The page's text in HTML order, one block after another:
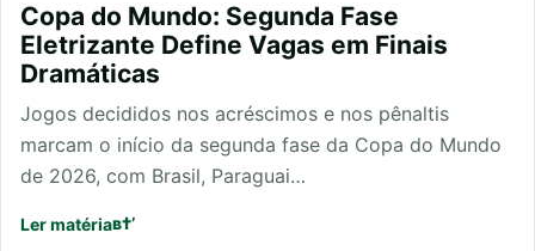
Copa do Mundo: Segunda Fase
Eletrizante Define Vagas em Finais
Dramáticas
Jogos decididos nos acréscimos e nos pênaltis
marcam o início da segunda fase da Copa do Mundo
de 2026, com Brasil, Paraguai…
Ler matéria